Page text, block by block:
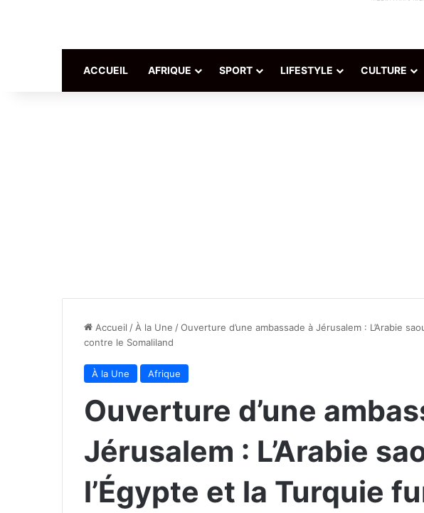
ACCUEIL AFRIQUE SPORT LIFESTYLE CULTURE
Accueil / À la Une /Ouverture d’une ambassade à Jérusalem : L’Arabie
contre le Somaliland
À la Une Afrique
Ouverture d’une
Jérusalem : L’Arabie
l’Égypte et la Turquie